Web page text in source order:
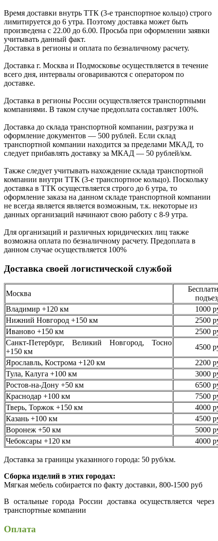
Время доставки внутрь ТТК (3-е транспортное кольцо) строго
лимитируется до 6 утра. Поэтому доставка может быть
произведена с 22.00 до 6.00. Просьба при оформлении заявки
учитывать данный факт.
Доставка в регионы и оплата по безналичному расчету.
Доставка г. Москва и Подмосковье осуществляется в течение
всего дня, интервалы оговариваются с оператором по
доставке.
Доcтавка в регионы России осуществляется транспортными
компаниями. В таком случае предоплата составляет 100%.
Доставка до склада транспортной компании, разгрузка и
оформление документов — 500 рублей. Если склад
транспортной компании находится за пределами МКАД, то
следует прибавлять доставку за МКАД — 50 рублей/км.
Также следует учитывать нахождение склада транспортной
компании внутри ТТК (3-е транспортное кольцо). Поскольку
доставка в ТТК осуществляется строго до 6 утра, то
оформление заказа на данном складе транспортной компании
не всегда является является возможным, т.к. некоторые из
данных организаций начинают свою работу с 8-9 утра.
Для организаций и различных юридических лиц также
возможна оплата по безналичному расчету. Предоплата в
данном случае осуществляется 100%
Доставка своей логистической службой
Москва
Владимир +120 км
1000
Нижний Новгород +150 км
2500
Иваново +150 км
2500
Санкт-Петербург, Великий Новгород, Тосно
+150 км
4500
Ярославль, Кострома +120 км
2200
Тула, Калуга +100 км
3000
Ростов-на-Дону +50 км
6500
Краснодар +100 км
7500
Тверь, Торжок +150 км
4000
Казань +100 км
4500
Воронеж +50 км
5000
Чебоксары +120 км
4000
Доставка за границы указанного города: 50 руб/км.
Сборка изделий в этих городах:
Мягкая мебель собирается по факту доставки, 800-1500 руб
В остальные города России доставка осуществляется через
транспортные компании
Оплата